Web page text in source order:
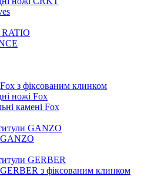
з фіксованим клинком
ножі Fox
камені Fox
GANZO
GERBER
з фіксованим клинком